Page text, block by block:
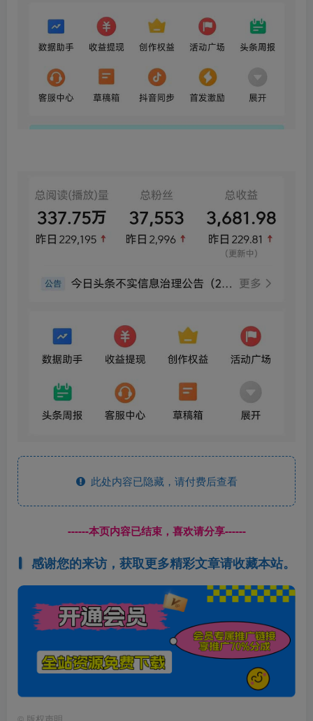
此处内容已隐藏，请付费后查看
------本页内容已结束，喜欢请分享------
感谢您的来访，获取更多精彩文章请收藏本站。